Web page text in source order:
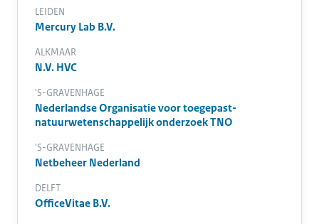
LEIDEN
Mercury Lab B.V.
ALKMAAR
N.V. HVC
'S-GRAVENHAGE
Nederlandse Organisatie voor toegepast-
natuurwetenschappelijk onderzoek TNO
'S-GRAVENHAGE
Netbeheer Nederland
DELFT
OfficeVitae B.V.